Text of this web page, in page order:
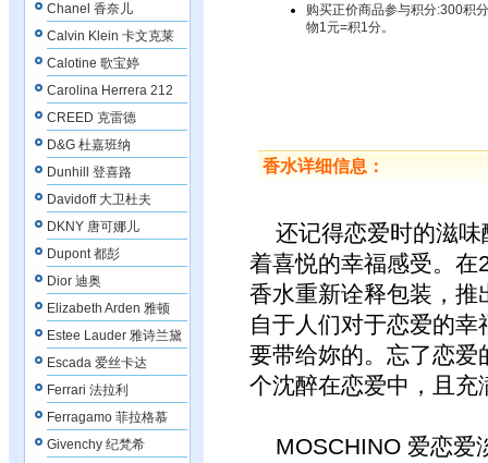
Chanel 香奈儿
Calvin Klein 卡文克莱
Calotine 歌宝婷
Carolina Herrera 212
CREED 克雷德
D&G 杜嘉班纳
Dunhill 登喜路
Davidoff 大卫杜夫
DKNY 唐可娜儿
Dupont 都彭
Dior 迪奥
Elizabeth Arden 雅顿
Estee Lauder 雅诗兰黛
Escada 爱丝卡达
Ferrari 法拉利
Ferragamo 菲拉格慕
Givenchy 纪梵希
购买正价商品参与积分:300积
物1元=积1分。
香水详细信息：
还记得恋爱时的滋味
着喜悦的幸福感受。
香水重新诠释包装，
自于人们对于恋爱的
要带给妳的。忘了恋
个沈醉在恋爱中，且
MOSCHINO 爱恋爱